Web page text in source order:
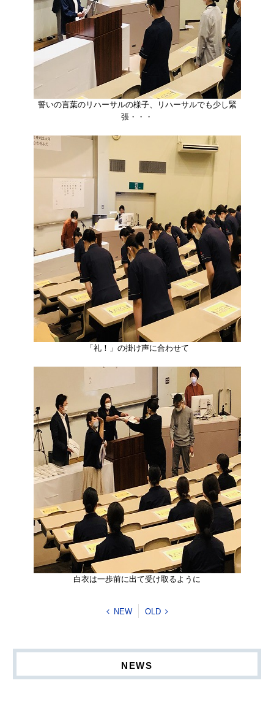
誓いの言葉のリハーサルの様子、リハーサルでも少し緊
張・・・
「礼！」の掛け声に合わせて
白衣は一歩前に出て受け取るように
NEW OLD
NEWS